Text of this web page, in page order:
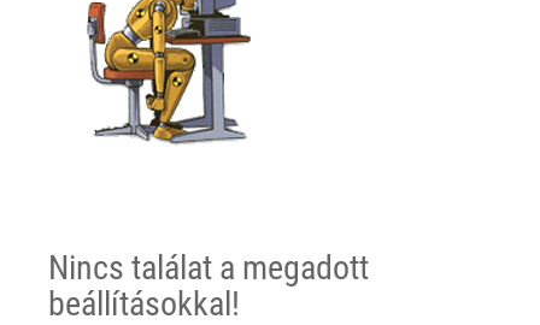
Nincs találat a megadott
beállításokkal!